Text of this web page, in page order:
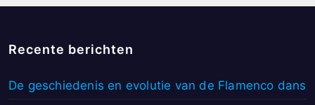
Recente berichten
De geschiedenis en evolutie van de Flamenco dans